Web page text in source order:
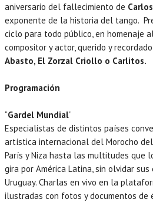
aniversario del fallecimiento de
exponente de la historia del tango.
ciclo para todo público, en homenaje
compositor y actor, querido y
Abasto, El Zorzal Criollo o Carlitos.
Programación
“Gardel Mundial”
Especialistas de distintos países
artística internacional del Morocho
París y Niza hasta las multitudes que
gira por América Latina, sin olvidar
Uruguay. Charlas en vivo en la
ilustradas con fotos y documentos de